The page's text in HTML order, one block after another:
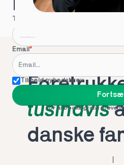
Hvordan
Telefon
Email*
Tilmeld nyhedsbrev
For at booke gratis
tusindvis
danske